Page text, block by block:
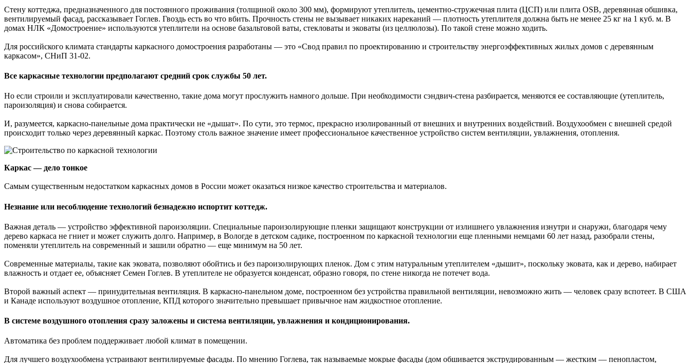
Стену коттеджа, предназначенного для постоянного проживания (толщиной около 300 мм), формируют утеплитель, цементно-стружечная плита (ЦСП) или плита OSB, деревянная обшивка,
вентилируемый фасад, рассказывает Гоглев. Гвоздь есть во что вбить. Прочность стены не вызывает никаких нареканий — плотность утеплителя должна быть не менее 25 кг на 1 куб. м. В
домах НЛК «Домостроение» используются утеплители на основе базальтовой ваты, стекловаты и эковаты (из целлюлозы). По такой стене можно ходить.
Для российского климата стандарты каркасного домостроения разработаны — это «Свод правил по проектированию и строительству энергоэффективных жилых домов с деревянным
каркасом», СНиП 31-02.
Все каркасные технологии предполагают средний срок службы 50 лет.
Но если строили и эксплуатировали качественно, такие дома могут прослужить намного дольше. При необходимости сэндвич-стена разбирается, меняются ее составляющие (утеплитель,
пароизоляция) и снова собирается.
И, разумеется, каркасно-панельные дома практически не «дышат». По сути, это термос, прекрасно изолированный от внешних и внутренних воздействий. Воздухообмен с внешней средой
происходит только через деревянный каркас. Поэтому столь важное значение имеет профессиональное качественное устройство систем вентиляции, увлажнения, отопления.
Каркас — дело тонкое
Самым существенным недостатком каркасных домов в России может оказаться низкое качество строительства и материалов.
Незнание или несоблюдение технологий безнадежно испортит коттедж.
Важная деталь — устройство эффективной пароизоляции. Специальные пароизолирующие пленки защищают конструкции от излишнего увлажнения изнутри и снаружи, благодаря чему
дерево каркаса не гниет и может служить долго. Например, в Вологде в детском садике, построенном по каркасной технологии еще пленными немцами 60 лет назад, разобрали стены,
поменяли утеплитель на современный и зашили обратно — еще минимум на 50 лет.
Современные материалы, такие как эковата, позволяют обойтись и без пароизолирующих пленок. Дом с этим натуральным утеплителем «дышит», поскольку эковата, как и дерево, набирает
влажность и отдает ее, объясняет Семен Гоглев. В утеплителе не образуется конденсат, образно говоря, по стене никогда не потечет вода.
Второй важный аспект — принудительная вентиляция. В каркасно-панельном доме, построенном без устройства правильной вентиляции, невозможно жить — человек сразу вспотеет. В США
и Канаде используют воздушное отопление, КПД которого значительно превышает привычное нам жидкостное отопление.
В системе воздушного отопления сразу заложены и система вентиляции, увлажнения и кондиционирования.
Автоматика без проблем поддерживает любой климат в помещении.
Для лучшего воздухообмена устраивают вентилируемые фасады. По мнению Гоглева, так называемые мокрые фасады (дом обшивается экструдированным — жестким — пенопластом,